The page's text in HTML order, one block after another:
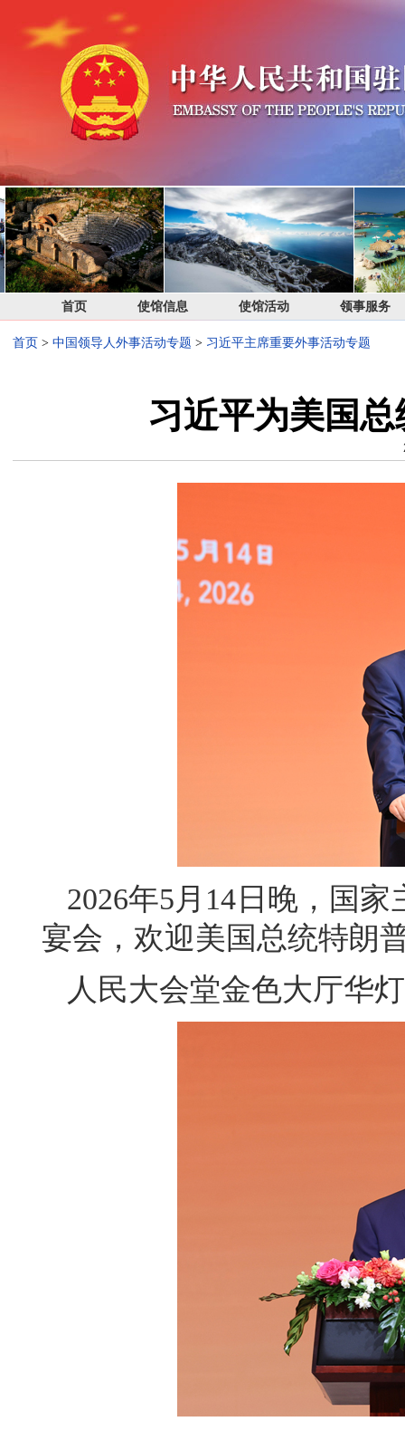
首页 使馆信息 使馆活动 领事服务
首页 > 中国领导人外事活动专题 > 习近平主席重要外事活动专题
习近平为美国
2026年5月14日晚，国
宴会，欢迎美国总统特朗
人民大会堂金色大厅华